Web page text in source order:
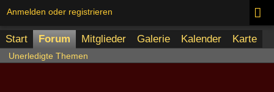
Anmelden oder registrieren
Start Forum Mitglieder Galerie Kalender Karte
Unerledigte Themen